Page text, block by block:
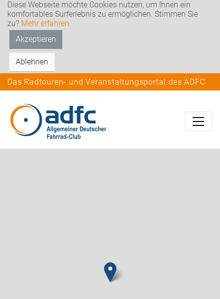
Diese Webseite möchte Cookies nutzen, um Ihnen ein
komfortables Surferlebnis zu ermöglichen. Stimmen Sie
zu? Mehr erfahren
Akzeptieren
Ablehnen
Das Radtouren- und Veranstaltungsportal des ADFC